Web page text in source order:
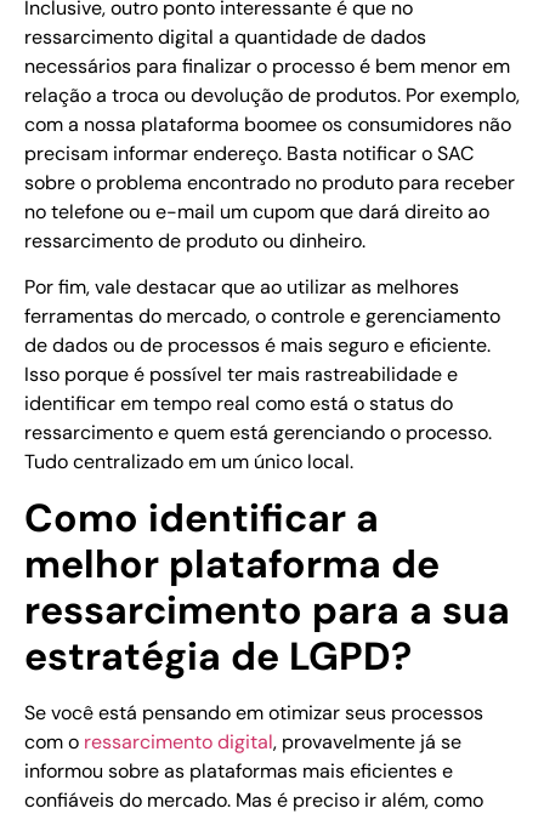
Inclusive, outro ponto interessante é que no
ressarcimento digital a quantidade de dados
necessários para finalizar o processo é bem menor em
relação a troca ou devolução de produtos. Por exemplo,
com a nossa plataforma boomee os consumidores não
precisam informar endereço. Basta notificar o SAC
sobre o problema encontrado no produto para receber
no telefone ou e-mail um cupom que dará direito ao
ressarcimento de produto ou dinheiro.
Por fim, vale destacar que ao utilizar as melhores
ferramentas do mercado, o controle e gerenciamento
de dados ou de processos é mais seguro e eficiente.
Isso porque é possível ter mais rastreabilidade e
identificar em tempo real como está o status do
ressarcimento e quem está gerenciando o processo.
Tudo centralizado em um único local.
Como identificar a
melhor plataforma de
ressarcimento para a sua
estratégia de LGPD?
Se você está pensando em otimizar seus processos
com o ressarcimento digital, provavelmente já se
informou sobre as plataformas mais eficientes e
confiáveis do mercado. Mas é preciso ir além, como